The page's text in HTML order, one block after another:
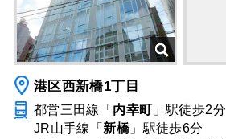
港区西新橋1丁目
都営三田線「 内幸町 」駅徒歩2分
JR山手線「 新橋」駅徒歩6分